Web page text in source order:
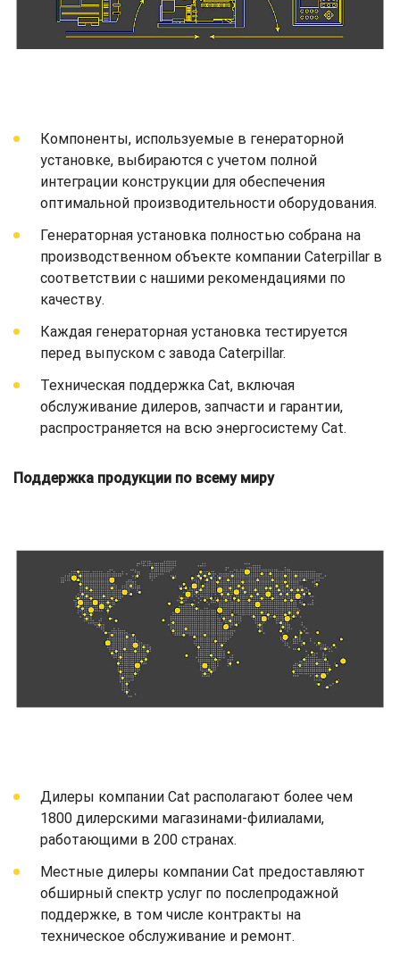
Компоненты, используемые в генераторной
установке, выбираются с учетом полной
интеграции конструкции для обеспечения
оптимальной производительности оборудования.
Генераторная установка полностью собрана на
производственном объекте компании Caterpillar в
соответствии с нашими рекомендациями по
качеству.
Каждая генераторная установка тестируется
перед выпуском с завода Caterpillar.
Техническая поддержка Cat, включая
обслуживание дилеров, запчасти и гарантии,
распространяется на всю энергосистему Cat.
Поддержка продукции по всему миру
Дилеры компании Cat располагают более чем
1800 дилерскими магазинами-филиалами,
работающими в 200 странах.
Местные дилеры компании Cat предоставляют
обширный спектр услуг по послепродажной
поддержке, в том числе контракты на
техническое обслуживание и ремонт.